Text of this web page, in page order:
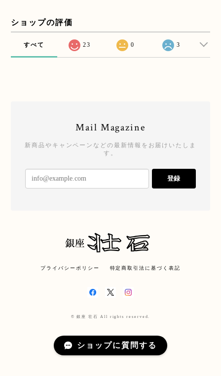
ショップの評価
すべて 23 0 3
Mail Magazine
新商品やキャンペーンなどの最新情報をお届けいたしま
す。
登録
プライバシーポリシー 特定商取引法に基づく表記
© 銀座 壮石 All rights reserved.
ショップに質問する